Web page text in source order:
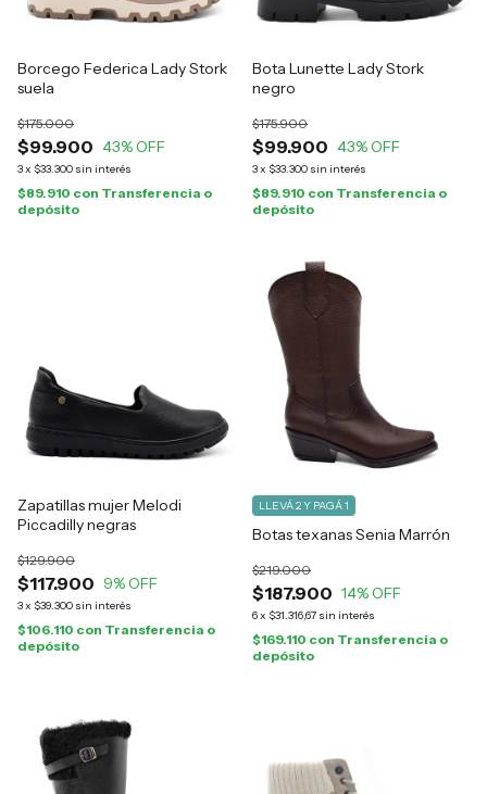
Borcego Federica Lady Stork
suela
$99.900
$175.000
43% OFF
3x $33.300 sin interés
$89.910 con Transferencia o
depósito
Bota Lunette Lady Stork
negro
$99.900
$175.900
43% OFF
3x $33.300 sin interés
$89.910 con Transferencia o
depósito
Zapatillas mujer Melodi
Piccadilly negras
$117.900
$129.900
9% OFF
3x $39.300 sin interés
$106.110 con Transferencia o
depósito
Botas texanas Senia Marrón
$187.900
$219.000
14% OFF
6x $31.316,67 sin interés
LLEVÁ 2 Y PAGÁ 1
$169.110 con Transferencia o
depósito